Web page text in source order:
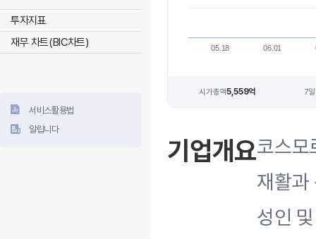
투자지표
재무 차트(BIC차트)
서비스활용법
알립니다
05.18 06.01
시가총액5,559억 7
기업개요코스모
재활과
성인